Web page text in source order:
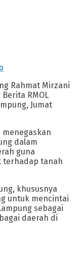
Rahmat Mirzani
RMOL
Jumat
menegaskan
dalam
guna
terhadap tanah
khususnya
untuk mencintai
sebagai
daerah di